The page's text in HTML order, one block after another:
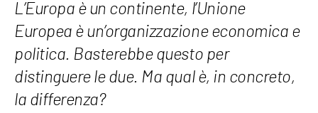
L’Europa è un continente, l’Unione
Europea è un’organizzazione economica e
politica. Basterebbe questo per
distinguere le due. Ma qual è, in concreto,
la differenza?